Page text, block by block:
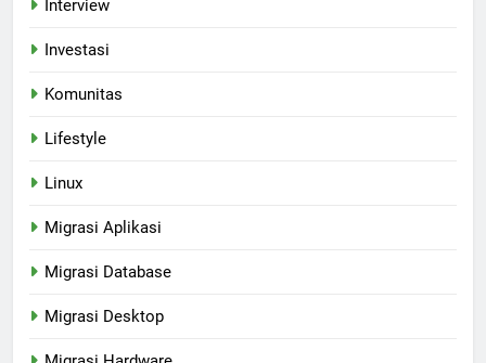
Interview
Investasi
Komunitas
Lifestyle
Linux
Migrasi Aplikasi
Migrasi Database
Migrasi Desktop